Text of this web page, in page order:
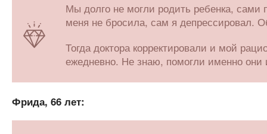
Мы долго не могли родить ребенка, сами
меня не бросила, сам я депрессировал.
Тогда доктора корректировали и мой
ежедневно. Не знаю, помогли именно
Фрида, 66 лет: